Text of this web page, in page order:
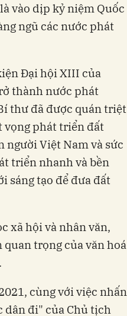
vào dịp kỷ niệm Quốc
ngũ các nước phát
Đại hội XIII của
thành nước phát
thư đã được quán triệt
vọng phát triển đất
người Việt Nam và sức
triển nhanh và bền
sáng tạo để đưa đất
xã hội và nhân văn,
quan trọng của văn hoá
cùng với việc nhấn
dân đi" của Chủ tịch